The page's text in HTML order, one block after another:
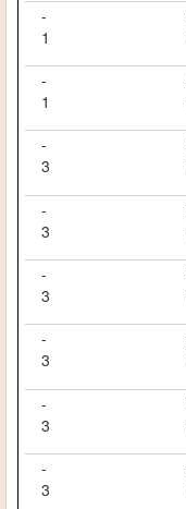
-
1
-
1
-
3
-
3
-
3
-
3
-
3
-
3